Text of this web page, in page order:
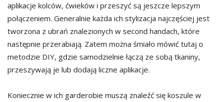
aplikacje kolców, ćwieków i przeszyć są jeszcze lepszym
połączeniem. Generalnie każda ich stylizacja najczęściej jest
tworzona z ubrań znalezionych w second handach, które
następnie przerabiają. Zatem można śmiało mówić tutaj o
metodzie DIY, gdzie samodzielnie łączą ze sobą tkaniny,
przeszywają je lub dodają liczne aplikacje.
Koniecznie w ich garderobie muszą znaleźć się koszule w